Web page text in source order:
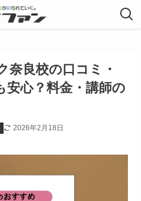
奈良校の口コミ・
安心？料金・講師の
2026年2月18日